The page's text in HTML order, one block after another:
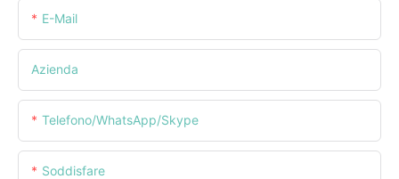
E-Mail
Azienda
Telefono/WhatsApp/Skype
Soddisfare